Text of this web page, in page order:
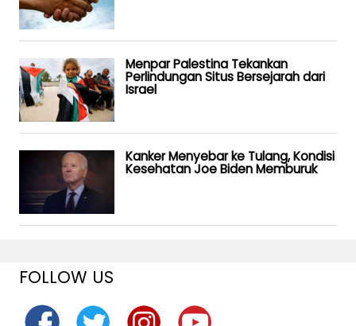
Menpar Palestina Tekankan
Perlindungan Situs Bersejarah dari
Israel
Kanker Menyebar ke Tulang, Kondisi
Kesehatan Joe Biden Memburuk
FOLLOW US